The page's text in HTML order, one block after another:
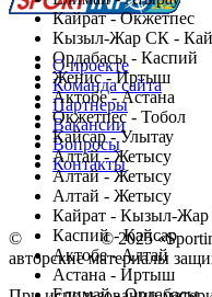
Кайрат - Окжетпес
Кызыл-Жар СК -
Ордабасы - Каспий
Женис - Иртыш
Актобе - Астана
Окжетпес - Тобол
Кайсар - Улытау
Алтай - Жетысу
Алтай - Жетысу
Алтай - Жетысу
Кайрат - Кызыл-
Каспий - Кайсар
Актобе - Алтай
Астана - Иртыш
О проекте
Команда сайта
Партнеры
Вакансии
Вопросы
Контакты
© Copyright© 2025
авторские материалы